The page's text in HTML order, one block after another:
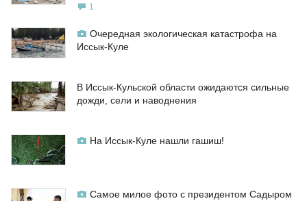
1
Очередная экологическая катастрофа на
Иссык-Куле
В Иссык-Кульской области ожидаются сильные
дожди, сели и наводнения
На Иссык-Куле нашли гашиш!
Самое милое фото с президентом Садыром